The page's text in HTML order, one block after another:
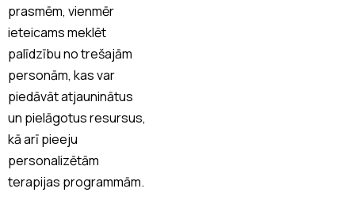
prasmēm, vienmēr
ieteicams meklēt
palīdzību no trešajām
personām, kas var
piedāvāt atjauninātus
un pielāgotus resursus,
kā arī pieeju
personalizētām
terapijas programmām.